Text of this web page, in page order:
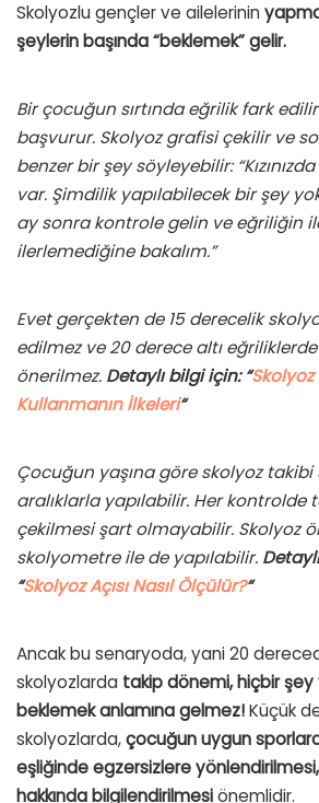
Skolyozlu gençler ve ailelerinin
şeylerin başında “beklemek” gelir.
Bir çocuğun sırtında eğrilik fark
başvurur. Skolyoz grafisi çekilir ve
benzer bir şey söyleyebilir:
var. Şimdilik yapılabilecek bir şey
ay sonra kontrole gelin ve eğriliğin
ilerlemediğine bakalım.”
Evet gerçekten de 15 derecelik
edilmez ve 20 derece altı eğriliklerde
önerilmez. Detaylı bilgi için: “Skolyoz
Kullanmanın İlkeleri“
Çocuğun yaşına göre skolyoz takibi
aralıklarla yapılabilir. Her
çekilmesi şart olmayabilir. Skolyoz
skolyometre ile de yapılabilir.
“Skolyoz Açısı Nasıl Ölçülür?“
Ancak bu senaryoda, yani 20
skolyozlarda takip dönemi, hiçbir
beklemek anlamına gelmez!Küçük
skolyozlarda,çocuğun uygun
eşliğinde egzersizlere
hakkında bilgilendirilmesiönemlidir.